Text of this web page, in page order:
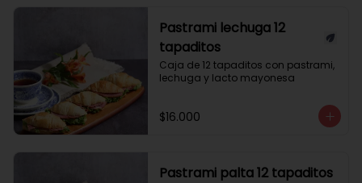
Pastrami lechuga 12
tapaditos
Caja de 12 tapaditos con pastrami,
lechuga y lacto mayonesa
$16.000
Pastrami palta 12 tapaditos